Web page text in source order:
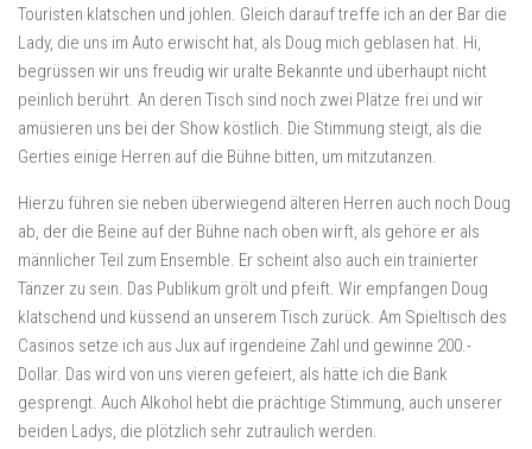
Touristen klatschen und johlen. Gleich darauf treffe ich an der Bar die
Lady, die uns im Auto erwischt hat, als Doug mich geblasen hat. Hi,
begrüssen wir uns freudig wir uralte Bekannte und überhaupt nicht
peinlich berührt. An deren Tisch sind noch zwei Plätze frei und wir
amüsieren uns bei der Show köstlich. Die Stimmung steigt, als die
Gerties einige Herren auf die Bühne bitten, um mitzutanzen.
Hierzu führen sie neben überwiegend älteren Herren auch noch Doug
ab, der die Beine auf der Bühne nach oben wirft, als gehöre er als
männlicher Teil zum Ensemble. Er scheint also auch ein trainierter
Tänzer zu sein. Das Publikum grölt und pfeift. Wir empfangen Doug
klatschend und küssend an unserem Tisch zurück. Am Spieltisch des
Casinos setze ich aus Jux auf irgendeine Zahl und gewinne 200.-
Dollar. Das wird von uns vieren gefeiert, als hätte ich die Bank
gesprengt. Auch Alkohol hebt die prächtige Stimmung, auch unserer
beiden Ladys, die plötzlich sehr zutraulich werden.